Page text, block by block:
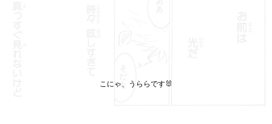
こにゃ、うららです🐰